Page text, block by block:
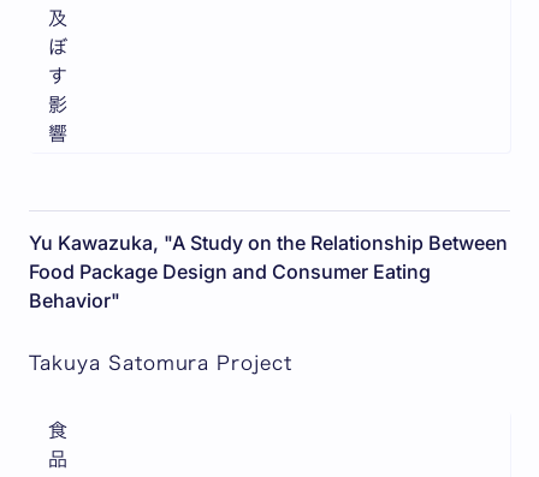
及
ぼ
す
影
響
Yu Kawazuka, "A Study on the Relationship Between
Food Package Design and Consumer Eating
Behavior"
Takuya Satomura Project
食
品